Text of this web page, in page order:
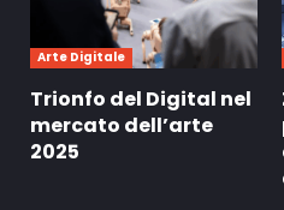
Arte Digitale
Trionfo del Digital nel
mercato dell’arte
2025